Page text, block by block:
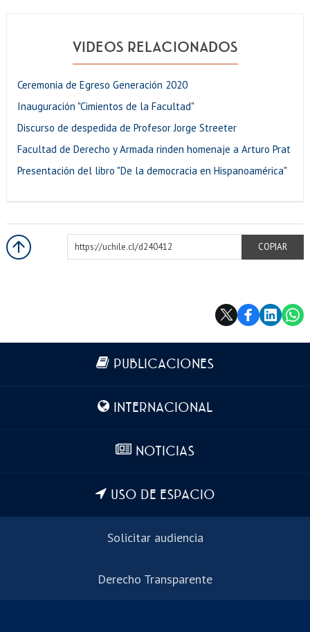
VIDEOS RELACIONADOS
Ceremonia de Egreso Generación 2020
Inauguración "Cimientos de la Facultad"
Discurso de despedida de Profesor Jorge Streeter
Facultad de Derecho y Armada rinden homenaje a Arturo Prat
Presentación del libro "De la democracia en Hispanoamérica"
https://uchile.cl/d240412
COPIAR
Más información
PUBLICACIONES
INTERNACIONAL
NOTICIAS
USO DE ESPACIO
Solicitar audiencia
Derecho Transparente